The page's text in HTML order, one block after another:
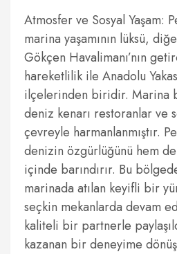
Atmosfer ve Sosyal Yaşam:
marina yaşamının lüksü,
Gökçen Havalimanı’nın
hareketlilik ile Anadolu
ilçelerinden biridir. Marina
deniz kenarı restoranlar ve
çevreyle harmanlanmıştır.
denizin özgürlüğünü hem de
içinde barındırır. Bu
marinada atılan keyifli bir
seçkin mekanlarda devam
kaliteli bir partnerle
kazanan bir deneyime